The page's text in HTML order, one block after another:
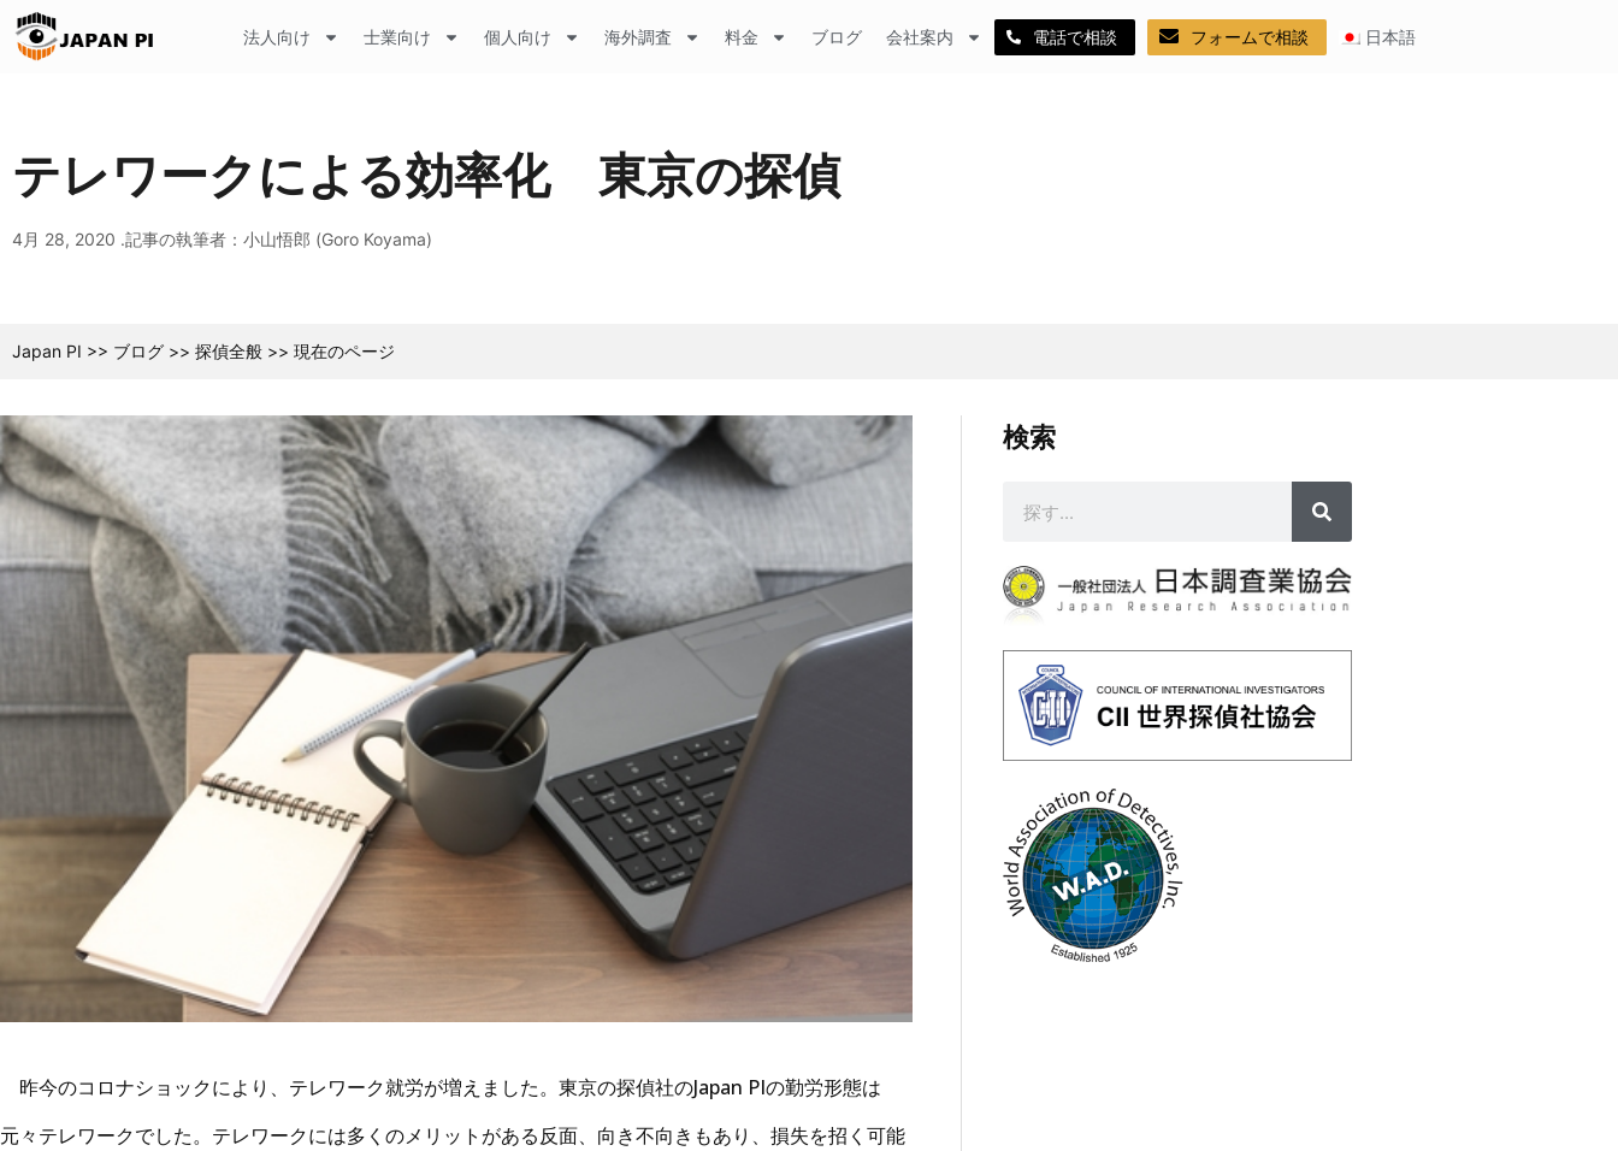
法人向け 士業向け 個人向け 海外調査 料金 ブログ 会社案内 電話で相談 フォームで相談 日本語
テレワークによる効率化 東京の探偵
4月 28, 2020 .記事の執筆者：小山悟郎 (Goro Koyama)
Japan PI >> ブログ >> 探偵全般 >> 現在のページ
昨今のコロナショックにより、テレワーク就労が増えました。東京の探偵社のJapan PIの勤労形態は
元々テレワークでした。テレワークには多くのメリットがある反面、向き不向きもあり、損失を招く可能
検索